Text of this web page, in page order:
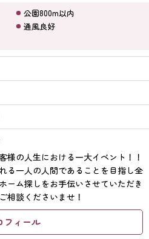
公園800m以内
通風良好
様の人生における一大イベント！！
る一人の人間であることを目指し全
ーム探しをお手伝いさせていただき
相談くださいませ！
フィール